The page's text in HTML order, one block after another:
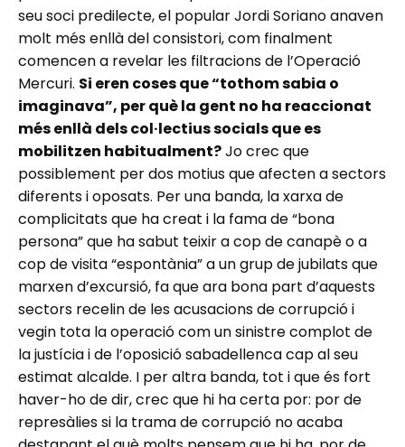
seu soci predilecte, el popular Jordi Soriano anaven
molt més enllà del consistori, com finalment
comencen a revelar les filtracions de l’Operació
Mercuri. Si eren coses que “tothom sabia o
imaginava”, per què la gent no ha reaccionat
més enllà dels col·lectius socials que es
mobilitzen habitualment?Jo crec que
possiblement per dos motius que afecten a sectors
diferents i oposats. Per una banda, la xarxa de
complicitats que ha creat i la fama de “bona
persona” que ha sabut teixir a cop de canapè o a
cop de visita “espontània” a un grup de jubilats que
marxen d’excursió, fa que ara bona part d’aquests
sectors recelin de les acusacions de corrupció i
vegin tota la operació com un sinistre complot de
la justícia i de l’oposició sabadellenca cap al seu
estimat alcalde. I per altra banda, tot i que és fort
haver-ho de dir, crec que hi ha certa por: por de
represàlies si la trama de corrupció no acaba